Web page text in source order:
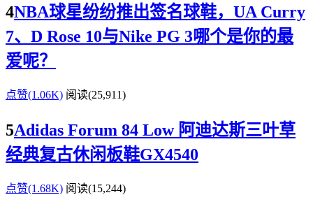
4NBA球星纷纷推出签名球鞋，UA Curry
7、D Rose 10与Nike PG 3哪个是你的最
爱呢？
点赞(1.06K) 阅读(25,911)
5Adidas Forum 84 Low 阿迪达斯三叶草
经典复古休闲板鞋GX4540
点赞(1.68K) 阅读(15,244)